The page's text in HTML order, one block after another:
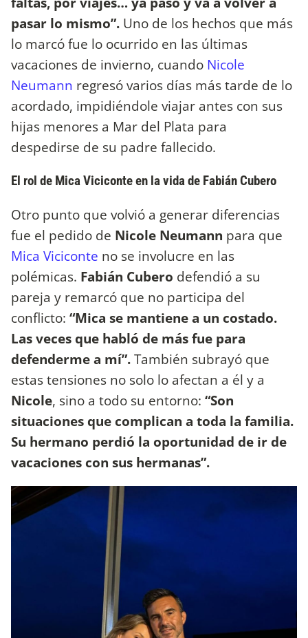
pasar lo mismo”. Uno de los hechos que más
lo marcó fue lo ocurrido en las últimas
vacaciones de invierno, cuando Nicole
Neumann regresó varios días más tarde de lo
acordado, impidiéndole viajar antes con sus
hijas menores a Mar del Plata para
despedirse de su padre fallecido.
El rol de Mica Viciconte en la vida de Fabián Cubero
Otro punto que volvió a generar diferencias
fue el pedido de Nicole Neumann para que
Mica Viciconte no se involucre en las
polémicas. Fabián Cubero defendió a su
pareja y remarcó que no participa del
conflicto: “Mica se mantiene a un costado.
Las veces que habló de más fue para
defenderme a mí”.También subrayó que
estas tensiones no solo lo afectan a él y a
Nicole, sino a todo su entorno: “Son
situaciones que complican a toda la familia.
Su hermano perdió la oportunidad de ir de
vacaciones con sus hermanas”.